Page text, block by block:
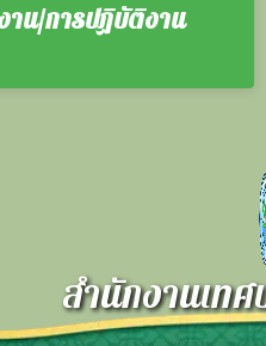
าน/การปฏิบัติงาน
สำนักงานเท